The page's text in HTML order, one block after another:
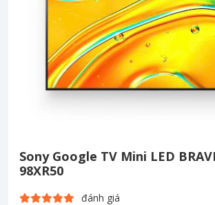
Sony Google TV Mini LED
98XR50
đánh giá